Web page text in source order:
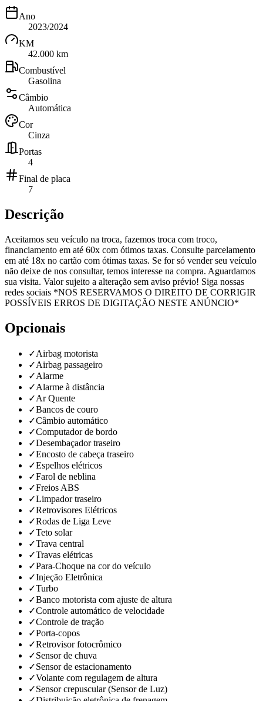
Ano
2023/2024
KM
42.000 km
Combustível
Gasolina
Câmbio
Automática
Cor
Cinza
Portas
4
Final de placa
7
Descrição
Aceitamos seu veículo na troca, fazemos troca com troco,
financiamento em até 60x com ótimos taxas. Consulte parcelamento
em até 18x no cartão com ótimas taxas. Se for só vender seu veículo
não deixe de nos consultar, temos interesse na compra. Aguardamos
sua visita. Valor sujeito a alteração sem aviso prévio! Siga nossas
redes sociais *NOS RESERVAMOS O DIREITO DE CORRIGIR
POSSÍVEIS ERROS DE DIGITAÇÃO NESTE ANÚNCIO*
Opcionais
✓Airbag motorista
✓Airbag passageiro
✓Alarme
✓Alarme à distância
✓Ar Quente
✓Bancos de couro
✓Câmbio automático
✓Computador de bordo
✓Desembaçador traseiro
✓Encosto de cabeça traseiro
✓Espelhos elétricos
✓Farol de neblina
✓Freios ABS
✓Limpador traseiro
✓Retrovisores Elétricos
✓Rodas de Liga Leve
✓Teto solar
✓Trava central
✓Travas elétricas
✓Para-Choque na cor do veículo
✓Injeção Eletrônica
✓Turbo
✓Banco motorista com ajuste de altura
✓Controle automático de velocidade
✓Controle de tração
✓Porta-copos
✓Retrovisor fotocrômico
✓Sensor de chuva
✓Sensor de estacionamento
✓Volante com regulagem de altura
✓Sensor crepuscular (Sensor de Luz)